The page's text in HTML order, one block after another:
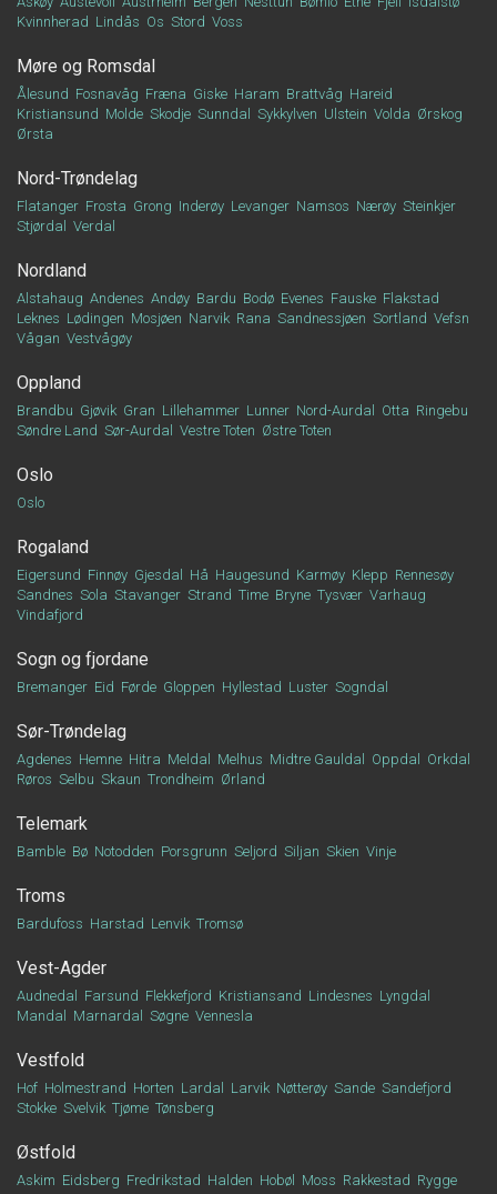
Kvinnherad Lindås Os Stord Voss
Møre og Romsdal
Ålesund Fosnavåg Fræna Giske Haram Brattvåg Hareid
Kristiansund Molde Skodje Sunndal Sykkylven Ulstein Volda Ørskog
Ørsta
Nord-Trøndelag
Flatanger Frosta Grong Inderøy Levanger Namsos Nærøy Steinkjer
Stjørdal
Verdal
Nordland
Alstahaug Andenes Andøy Bardu Bodø Evenes Fauske Flakstad
Leknes Lødingen Mosjøen Narvik Rana Sandnessjøen Sortland Vefsn
Vågan Vestvågøy
Oppland
Brandbu Gjøvik Gran Lillehammer Lunner Nord-Aurdal Otta Ringebu
Søndre Land Sør-Aurdal Vestre Toten Østre Toten
Oslo
Oslo
Rogaland
Eigersund Finnøy Gjesdal Hå Haugesund Karmøy Klepp Rennesøy
Sandnes Sola Stavanger Strand Time Bryne Tysvær Varhaug
Vindafjord
Sogn og fjordane
Bremanger Eid Førde Gloppen Hyllestad Luster Sogndal
Sør-Trøndelag
Agdenes Hemne Hitra Meldal Melhus Midtre Gauldal Oppdal
Orkdal
Røros Selbu Skaun Trondheim Ørland
Telemark
Bamble Bø Notodden Porsgrunn Seljord Siljan Skien Vinje
Troms
Bardufoss Harstad Lenvik Tromsø
Vest-Agder
Audnedal Farsund Flekkefjord Kristiansand Lindesnes Lyngdal
Mandal
Marnardal Søgne Vennesla
Vestfold
Hof Holmestrand Horten Lardal Larvik Nøtterøy Sande Sandefjord
Stokke Svelvik Tjøme Tønsberg
Østfold
Askim Eidsberg Fredrikstad Halden Hobøl Moss Rakkestad Rygge